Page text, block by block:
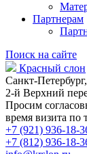
Партнерам
Поиск на сайте
Красный слон
Санкт-Петербург,
2-й Верхний
Просим
время визита по
+7 (921) 936-18-
+7 (812) 936-18-